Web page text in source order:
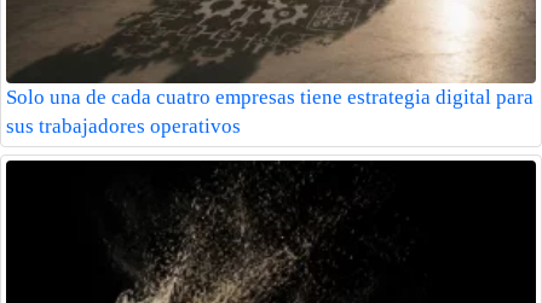
Solo una de cada cuatro empresas tiene estrategia digital para
sus trabajadores operativos